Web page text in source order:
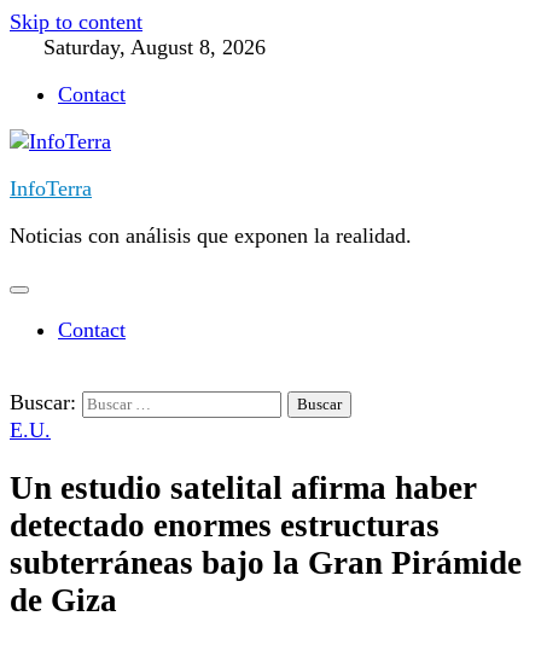
Skip to content
Saturday, August 8, 2026
Contact
InfoTerra
Noticias con análisis que exponen la realidad.
Contact
Buscar:
E.U.
Un estudio satelital afirma haber
detectado enormes estructuras
subterráneas bajo la Gran Pirámide
de Giza